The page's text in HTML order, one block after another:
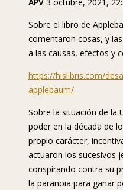
APV 3 octubre, 2021,
Sobre el libro de
comentaron cosas, y
a las causas, efectos y
https://hislibris.com/
applebaum/
Sobre la situación de la
poder en la década de
propio carácter,
actuaron los sucesivos
conspirando contra su
la paranoia para ganar